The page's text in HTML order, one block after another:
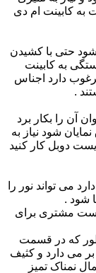
به کابینت ام دی
حتی با کشیدن
به کابینت
دارد اجناس
.
آن را بکار برد
شود نیاز به
دوبل کار کنید
می تواند نور را
شود .
مشتری برای
که در قسمت
می دارد و کثیف
نمناک تمیز